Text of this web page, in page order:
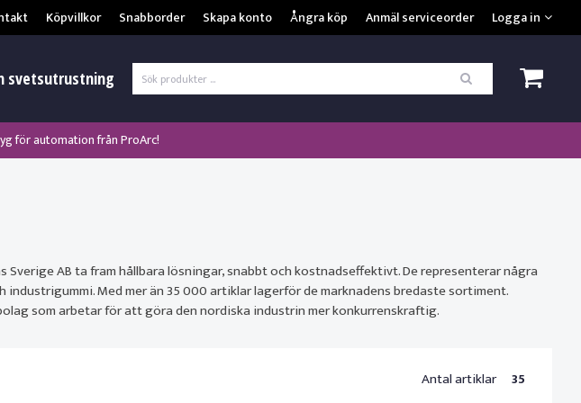
Köpvillkor Snabborder Skapa konto Ångra köp Anmäl serviceorder Logga in
Logga in
*
SKAPA NYTT KONTO
svetsutrustning
kampanjer!
för automation från ProArc!
längdsvets från ProArc!
Rogue ET 230iP AC/DC!
AC/DC från Kemppi!
från ESAB EPR-X1.1!
220 Auto från Kemppi!
AB ta fram hållbara lösningar, snabbt och kostnadseffektivt. De representerar några
Med mer än 35 000 artiklar lagerför de marknadens bredaste sortiment.
som arbetar för att göra den nordiska industrin mer konkurrenskraftig.
Antal artiklar 35